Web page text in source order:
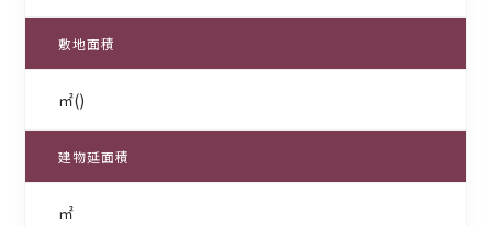
敷地面積
㎡()
建物延面積
㎡